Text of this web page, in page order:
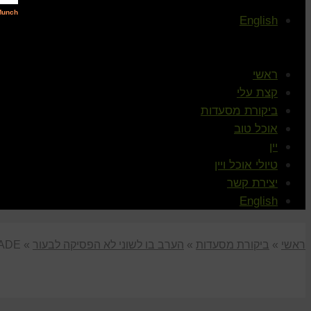
English
ראשי
קצת עלי
ביקורת מסעדות
אוכל טוב
יין
טיולי אוכל ויין
יצירת קשר
English
ראשי » ביקורת מסעדות » הערב בו לשוני לא הפסיקה לבעור »